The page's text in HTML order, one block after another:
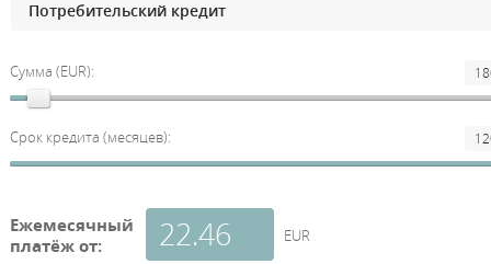
Сумма (EUR):
Срок кредита (месяцев):
Ежемесячный
платёж от:
EUR